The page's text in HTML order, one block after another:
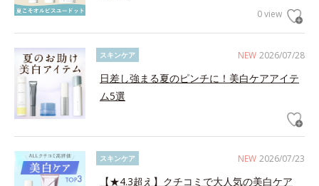
0 view
NEW 2026/07/28
スキンケア
日差し強まる夏のピンチに！美白ケアアイテ
ム5選
NEW 2026/07/23
スキンケア
【★4.3超え】クチコミで大人気の美白ケア